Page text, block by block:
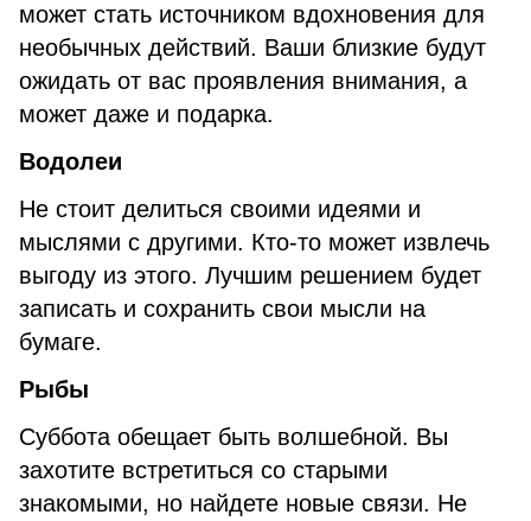
может стать источником вдохновения для
необычных действий. Ваши близкие будут
ожидать от вас проявления внимания, а
может даже и подарка.
Водолеи
Не стоит делиться своими идеями и
мыслями с другими. Кто-то может извлечь
выгоду из этого. Лучшим решением будет
записать и сохранить свои мысли на
бумаге.
Рыбы
Суббота обещает быть волшебной. Вы
захотите встретиться со старыми
знакомыми, но найдете новые связи. Не